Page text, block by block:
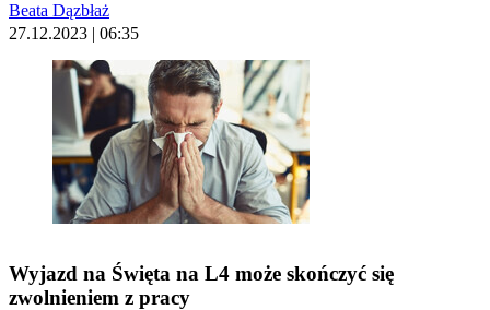
Beata Dązbłaż
27.12.2023 | 06:35
Wyjazd na Święta na L4 może skończyć się
zwolnieniem z pracy